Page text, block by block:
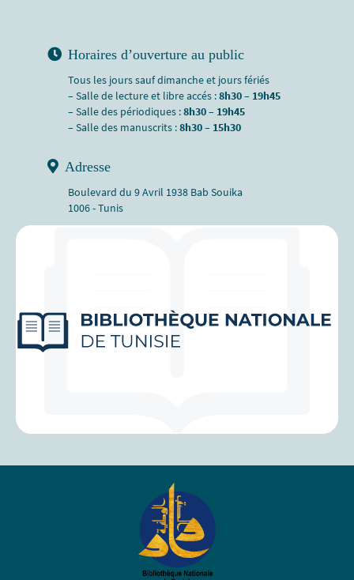
Horaires d’ouverture au public
Tous les jours sauf dimanche et jours fériés
– Salle de lecture et libre accés :8h30 – 19h45
– Salle des périodiques :8h30 – 19h45
– Salle des manuscrits :8h30 – 15h30
Adresse
Boulevard du 9 Avril 1938 Bab Souika
1006 - Tunis